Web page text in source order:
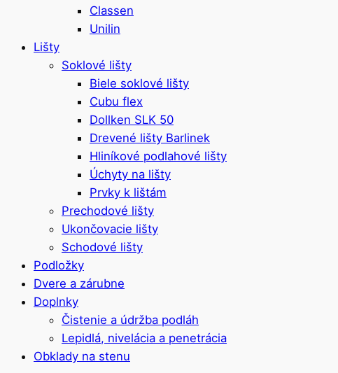
Classen
Unilin
Lišty
Soklové lišty
Biele soklové lišty
Cubu flex
Dollken SLK 50
Drevené lišty Barlinek
Hliníkové podlahové lišty
Úchyty na lišty
Prvky k lištám
Prechodové lišty
Ukončovacie lišty
Schodové lišty
Podložky
Dvere a zárubne
Doplnky
Čistenie a údržba podláh
Lepidlá, nivelácia a penetrácia
Obklady na stenu